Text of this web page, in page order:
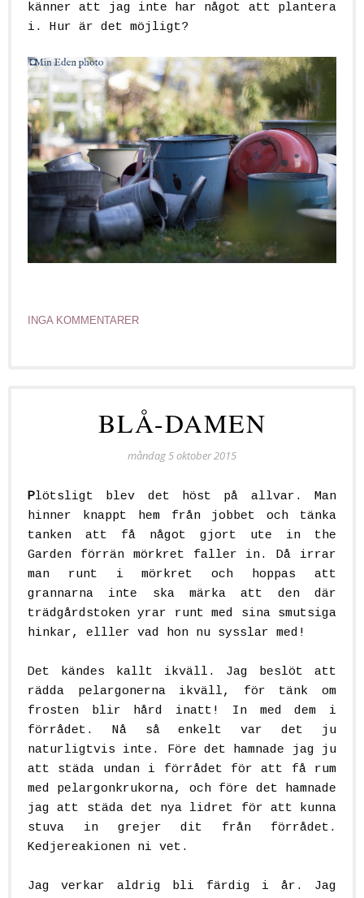
känner att jag inte har något att plantera
i. Hur är det möjligt?
INGA KOMMENTARER
BLÅ-DAMEN
måndag 5 oktober 2015
Plötsligt blev det höst på allvar. Man
hinner knappt hem från jobbet och tänka
tanken att få något gjort ute in the
Garden förrän mörkret faller in. Då irrar
man runt i mörkret och hoppas att
grannarna inte ska märka att den där
trädgårdstoken yrar runt med sina smutsiga
hinkar, elller vad hon nu sysslar med!
Det kändes kallt ikväll. Jag beslöt att
rädda pelargonerna ikväll, för tänk om
frosten blir hård inatt! In med dem i
förrådet. Nå så enkelt var det ju
naturligtvis inte. Före det hamnade jag ju
att städa undan i förrådet för att få rum
med pelargonkrukorna, och före det hamnade
jag att städa det nya lidret för att kunna
stuva in grejer dit från förrådet.
Kedjereakionen ni vet.
Jag verkar aldrig bli färdig i år. Jag